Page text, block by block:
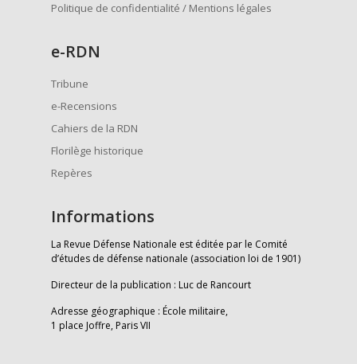
Politique de confidentialité / Mentions légales
e-RDN
Tribune
e-Recensions
Cahiers de la RDN
Florilège historique
Repères
Informations
La Revue Défense Nationale est éditée par le Comité
d’études de défense nationale (association loi de 1901)
Directeur de la publication : Luc de Rancourt
Adresse géographique : École militaire,
1 place Joffre, Paris VII